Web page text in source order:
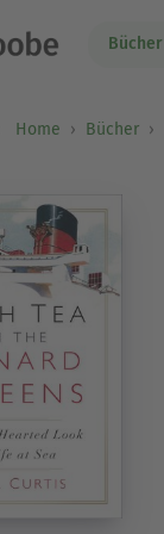
Bücher
Home Bücher